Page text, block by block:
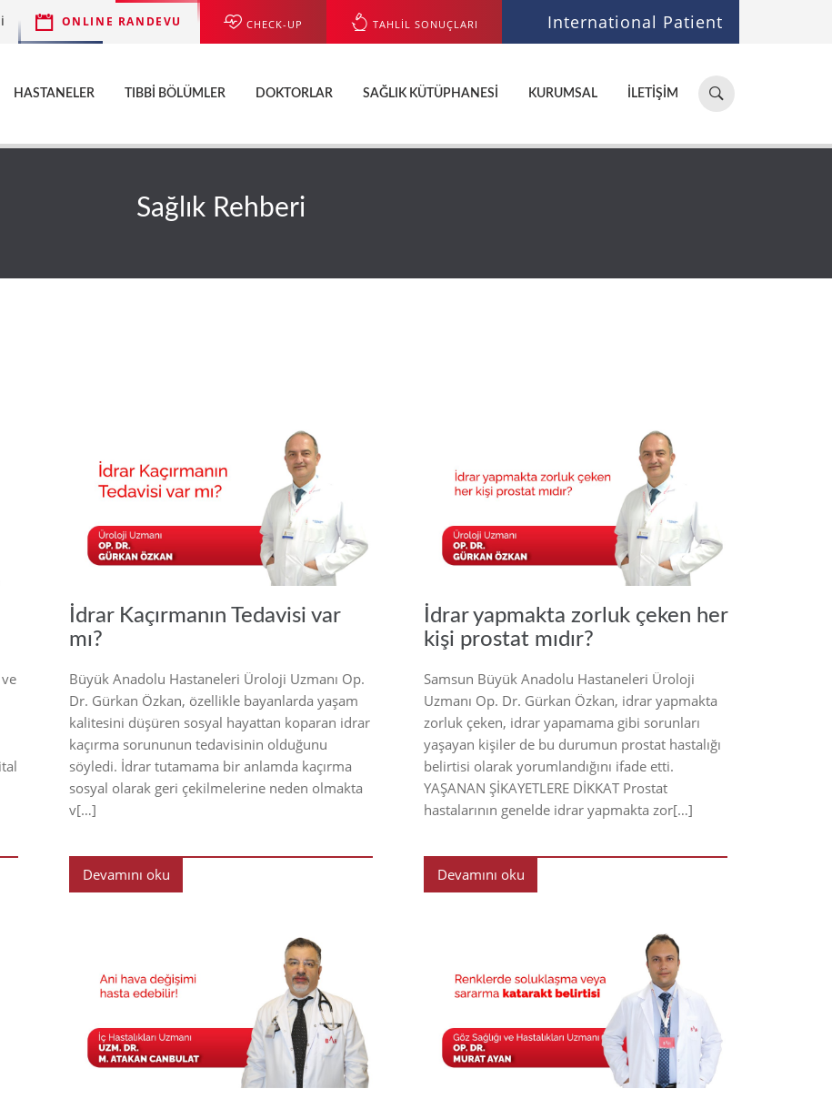
ONLINE RANDEVU CHECK-UP TAHLİL SONUÇLARI International Patient
Hastane,
doktor,
ara...
HASTANELER TIBBI BÖLÜMLER DOKTORLAR SAĞLIK KÜTÜPHANESI KURUMSAL İLETIŞIM
Sağlık Rehberi
İdrar Kaçırmanın Tedavisi var
mı?
Büyük Anadolu Hastaneleri Üroloji Uzmanı Op.
Dr. Gürkan Özkan, özellikle bayanlarda yaşam
kalitesini düşüren sosyal hayattan koparan idrar
kaçırma sorununun tedavisinin olduğunu
söyledi. İdrar tutamama bir anlamda kaçırma
sosyal olarak geri çekilmelerine neden olmakta
v[…]
Devamını oku
İdrar yapmakta zorluk çeken her
kişi prostat mıdır?
Samsun Büyük Anadolu Hastaneleri Üroloji
Uzmanı Op. Dr. Gürkan Özkan, idrar yapmakta
zorluk çeken, idrar yapamama gibi sorunları
yaşayan kişiler de bu durumun prostat hastalığı
belirtisi olarak yorumlandığını ifade etti.
YAŞANAN ŞİKAYETLERE DİKKAT Prostat
hastalarının genelde idrar yapmakta zor[…]
Devamını oku
2021 2021